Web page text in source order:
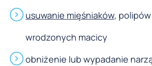
usuwanie mięśniaków,
wrodzonych macicy
obniżenie lub wypadanie